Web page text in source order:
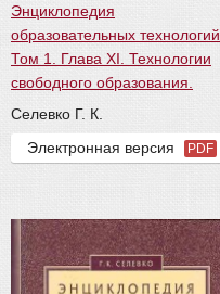
Энциклопедия
образовательных технологий.
Том 1. Глава XI. Технологии
свободного образования.
Селевко Г. К.
Электронная версия
PDF